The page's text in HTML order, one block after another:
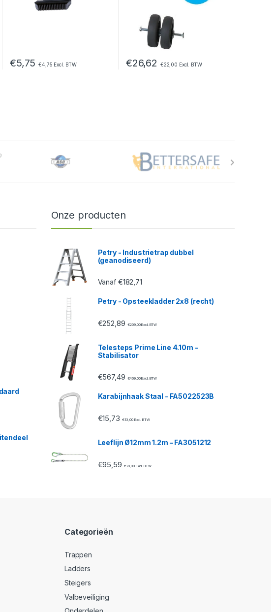
€5,75 €4,75 Excl. BTW €26,62 €22,00 Excl. BTW
Onze producten
Petry - Industrietrap dubbel
(geanodiseerd)
Vanaf €182,71
Petry - Opsteekladder 2x8 (recht)
€252,89 €209,00Excl. BTW
Telesteps Prime Line 4.10m -
Stabilisator
€567,49 €469,00Excl. BTW
Karabijnhaak Staal - FA5022523B
€15,73 €13,00Excl. BTW
Leeflijn Ø12mm 1.2m – FA3051212
€95,59 €79,00Excl. BTW
Categorieën
Trappen
Ladders
Steigers
Valbeveiliging